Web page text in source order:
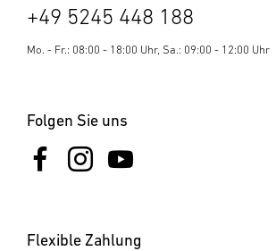
+49 5245 448 188
Mo. - Fr.: 08:00 - 18:00 Uhr, Sa.: 09:00 - 12:00 Uhr
Folgen Sie uns
Flexible Zahlung